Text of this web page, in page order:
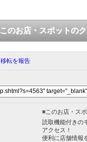
このお店・スポットの
転を報告
■ このお店・ス
読取機能付きの
アクセス！
便利に店舗情報